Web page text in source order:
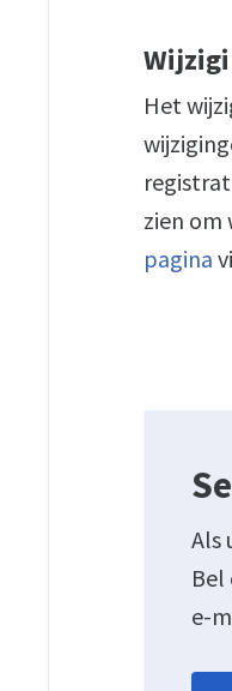
Het
zien om
pagina
Als
e-